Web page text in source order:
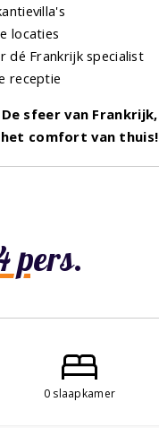
pers.
0 slaapkamer
locaties
dé Frankrijk specialist
receptie
De sfeer van Frankrijk,
het comfort van thuis!